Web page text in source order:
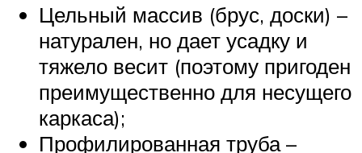
Цельный массив (брус, доски) –
натурален, но дает усадку и
тяжело весит (поэтому пригоден
преимущественно для несущего
каркаса);
Профилированная труба –